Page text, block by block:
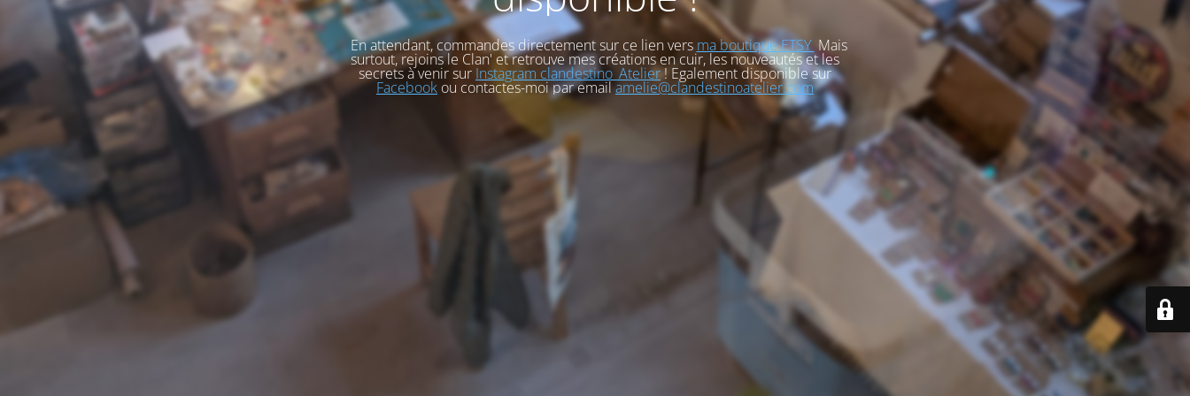
En attendant, commandes directement sur ce lien vers ma boutique ETSY Mais
surtout, rejoins le Clan' et retrouve mes créations en cuir, les nouveautés et les
secrets à venir sur Instagram clandestino_Atelier! Egalement disponible sur
Facebook ou contactes-moi par emailamelie@clandestinoatelier.com